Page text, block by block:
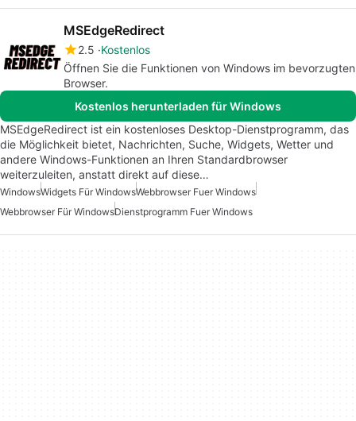
MSEdgeRedirect
2.5 Kostenlos
Öffnen Sie die Funktionen von Windows im bevorzugten
Browser.
Kostenlos herunterladen für Windows
MSEdgeRedirect ist ein kostenloses Desktop-Dienstprogramm, das
die Möglichkeit bietet, Nachrichten, Suche, Widgets, Wetter und
andere Windows-Funktionen an Ihren Standardbrowser
weiterzuleiten, anstatt direkt auf diese…
WindowsWidgets Für WindowsWebbrowser Fuer Windows
Webbrowser Für WindowsDienstprogramm Fuer Windows